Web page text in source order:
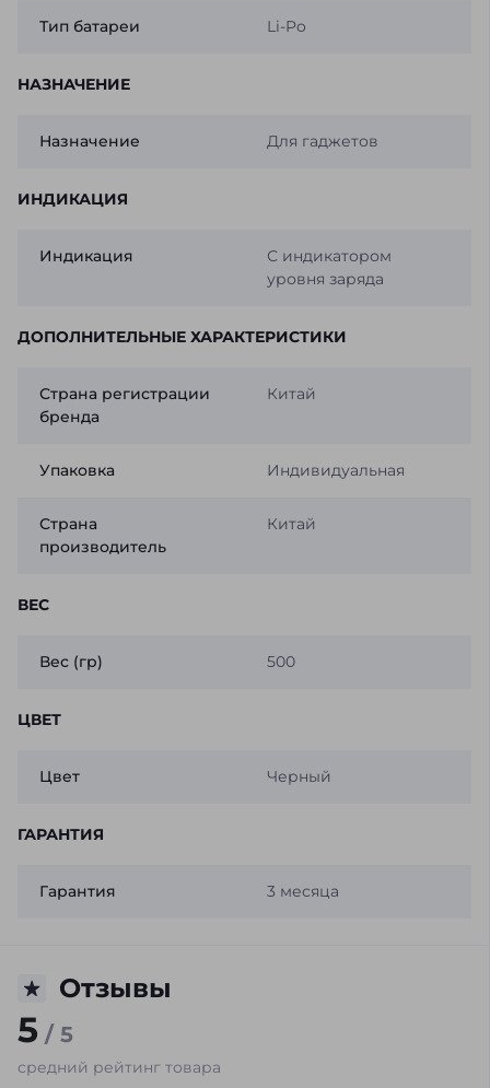
Тип батареи Li-Po
НАЗНАЧЕНИЕ
Назначение Для гаджетов
ИНДИКАЦИЯ
Индикация
С индикатором
уровня заряда
ДОПОЛНИТЕЛЬНЫЕ ХАРАКТЕРИСТИКИ
Страна регистрации
бренда
Китай
Упаковка Индивидуальная
Страна
производитель
Китай
ВЕС
Вес (гр) 500
ЦВЕТ
Цвет Черный
ГАРАНТИЯ
Гарантия 3 месяца
Отзывы
5 / 5
средний рейтинг товара